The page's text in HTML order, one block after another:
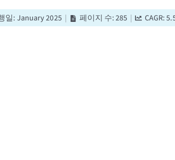
일: January 2025 | 페이지 수:285 | CAGR: